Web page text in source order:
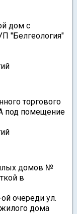
дом с
"Белгеология"
торгового
под помещение
домов №
в
очереди ул.
дома